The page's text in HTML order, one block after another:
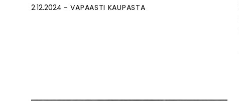
2.12.2024 VAPAASTI KAUPASTA